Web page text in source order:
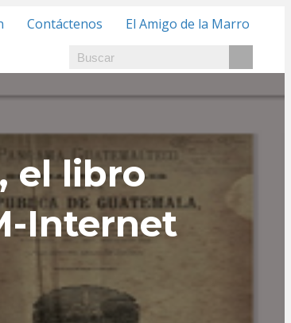
Contáctenos El Amigo de la Marro
el libro
Internet